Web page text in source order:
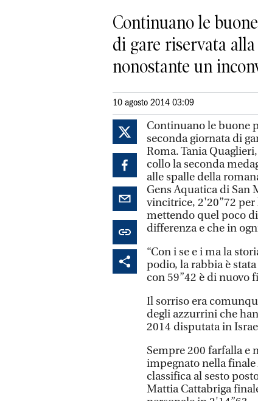
Continuano le
di gare riservata
nonostante un
10 agosto 2014 03:09
Continuano le buone
seconda giornata di
Roma. Tania
collo la seconda
alle spalle della
Gens Aquatica di San
vincitrice, 2'20”72
mettendo quel poco
differenza e che in
“Con i se e i ma la
podio, la rabbia è
con 59”42 è di nuovo
Il sorriso era
degli azzurrini che
2014 disputata in
Sempre 200 farfalla e
impegnato nella finale
classifica al sesto
Mattia Cattabriga